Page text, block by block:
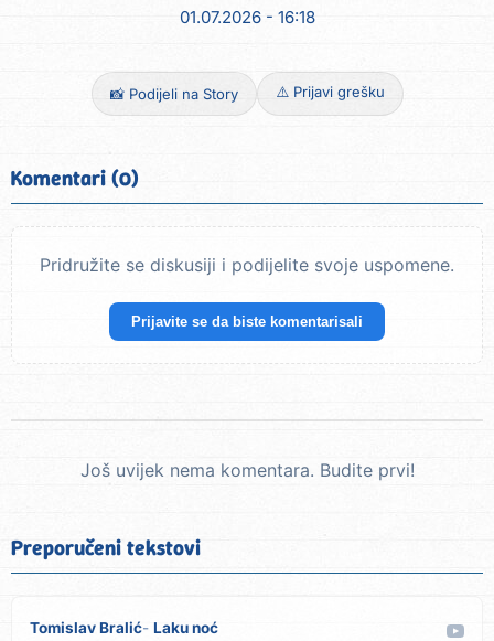
01.07.2026 - 16:18
📸 Podijeli na Story ⚠️ Prijavi grešku
Komentari (0)
Pridružite se diskusiji i podijelite svoje uspomene.
Prijavite se da biste komentarisali
Još uvijek nema komentara. Budite prvi!
Preporučeni tekstovi
Tomislav Bralić Laku noć